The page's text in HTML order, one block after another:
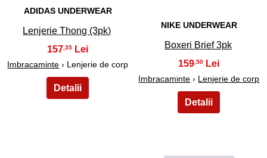
ADIDAS UNDERWEAR
Lenjerie Thong (3pk)
157,35
Imbracaminte › Lenjerie de corp
NIKE UNDERWEAR
Boxeri Brief 3pk
159,50
Imbracaminte › Lenjerie de corp